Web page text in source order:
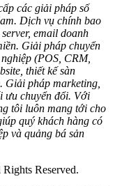
các giải pháp số
Dịch vụ chính bao
email doanh
Giải pháp chuyển
(POS, CRM,
thiết kế sàn
Giải pháp marketing,
ưu chuyển đổi. Với
tôi luôn mang tới cho
quý khách hàng có
và quảng bá sản
Reserved.